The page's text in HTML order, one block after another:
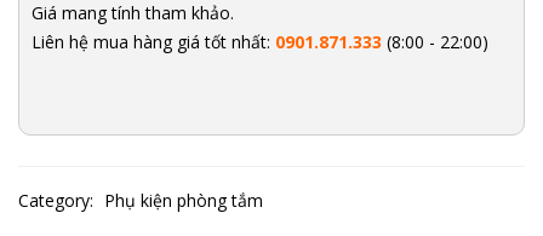
Giá mang tính tham khảo.
Liên hệ mua hàng giá tốt nhất: 0901.871.333 (8:00 - 22:00)
Category: Phụ kiện phòng tắm